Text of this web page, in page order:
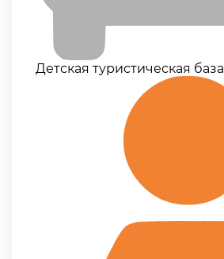
Детская туристическая база